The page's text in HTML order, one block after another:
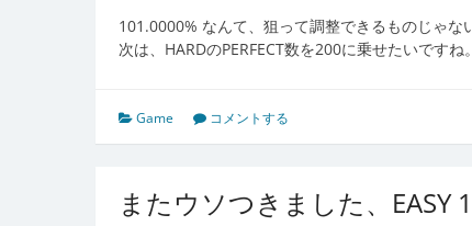
101.0000% なんて、狙って調整できるものじゃな
次は、HARDのPERFECT数を200に乗せたいですね。
Game コメントする
またウソつきました、EASY